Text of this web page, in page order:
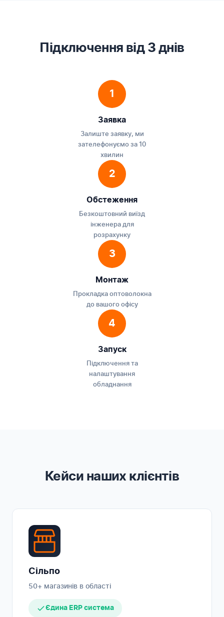
Підключення від 3 днів
1
Заявка
Залиште заявку, ми
зателефонуємо за 10
хвилин
2
Обстеження
Безкоштовний виїзд
інженера для
розрахунку
3
Монтаж
Прокладка оптоволокна
до вашого офісу
4
Запуск
Підключення та
налаштування
обладнання
Кейси наших клієнтів
Сільпо
50+ магазинів в області
Єдина ERP система